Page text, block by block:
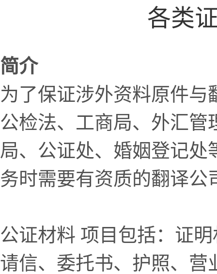
各类
简介
为了保证涉外资料原件
公检法、工商局、外汇
局、公证处、婚姻登记
务时需要有资质的翻译公
公证材料 项目包括：证
请信、委托书、护照、营